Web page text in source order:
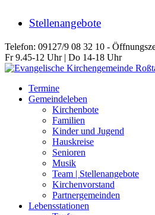
Stellenangebote
Telefon: 09127/9 08 32 10 -
Fr 9.45-12 Uhr | Do 14-18 Uhr
Termine
Gemeindeleben
Kirchenbote
Familien
Kinder und Jugend
Hauskreise
Senioren
Musik
Team | Stellenangebote
Kirchenvorstand
Partnergemeinden
Lebensstationen